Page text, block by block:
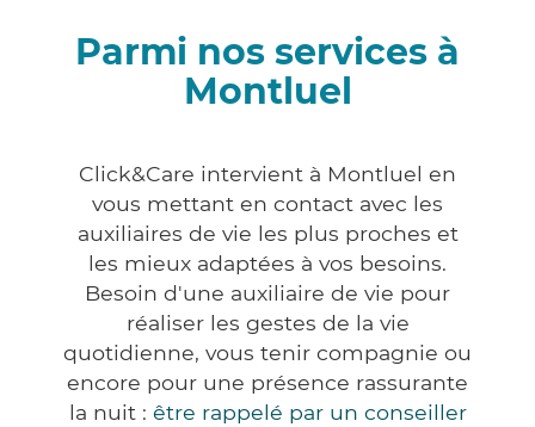
Parmi nos services à
Montluel
Click&Care intervient à Montluel en
vous mettant en contact avec les
auxiliaires de vie les plus proches et
les mieux adaptées à vos besoins.
Besoin d'une auxiliaire de vie pour
réaliser les gestes de la vie
quotidienne, vous tenir compagnie ou
encore pour une présence rassurante
la nuit : être rappelé par un conseiller